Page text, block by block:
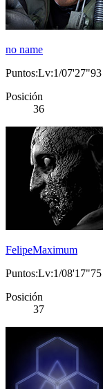
no name
Puntos:Lv:1/07'27"93
Posición
36
FelipeMaximum
Puntos:Lv:1/08'17"75
Posición
37